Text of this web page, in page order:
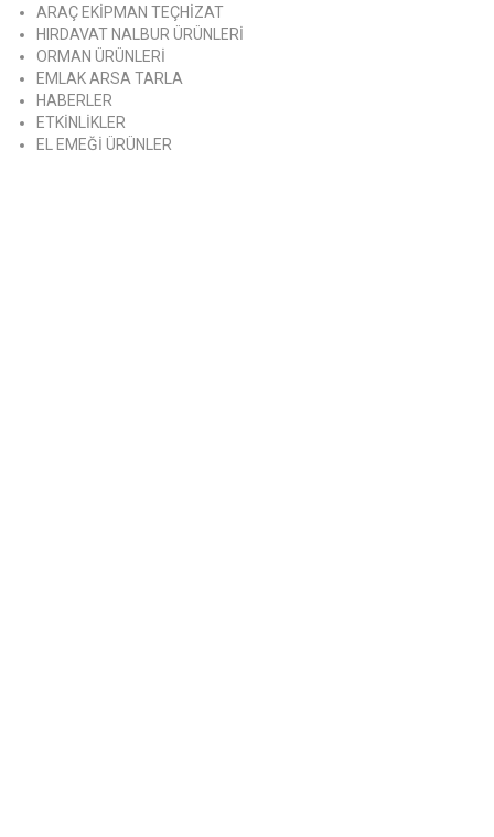
ARAÇ EKİPMAN TEÇHİZAT
HIRDAVAT NALBUR ÜRÜNLERİ
ORMAN ÜRÜNLERİ
EMLAK ARSA TARLA
HABERLER
ETKİNLİKLER
EL EMEĞİ ÜRÜNLER